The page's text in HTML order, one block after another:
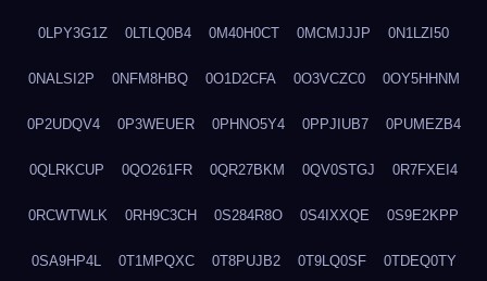
0LPY3G1Z 0LTLQ0B4 0M40H0CT 0MCMJJJP 0N1LZI50
0NALSI2P 0NFM8HBQ 0O1D2CFA 0O3VCZC0 0OY5HHNM
0P2UDQV4 0P3WEUER 0PHNO5Y4 0PPJIUB7 0PUMEZB4
0QLRKCUP 0QO261FR 0QR27BKM 0QV0STGJ 0R7FXEI4
0RCWTWLK 0RH9C3CH 0S284R8O 0S4IXXQE 0S9E2KPP
0SA9HP4L 0T1MPQXC 0T8PUJB2 0T9LQ0SF 0TDEQ0TY